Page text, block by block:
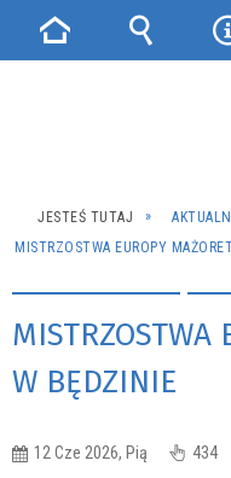
JESTEŚ TUTAJ
MISTRZOSTWA EUROPY
MISTRZOSTWA
W BĘDZINIE
12 Cze 2026, Pią 434
Strona